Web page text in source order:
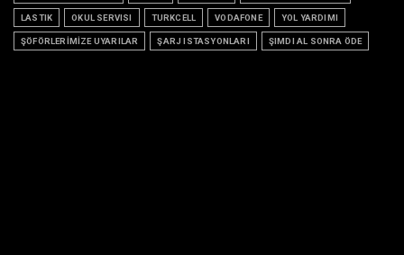
LASTIK OKUL SERVISI TURKCELL VODAFONE YOL YARDIMI
ŞÖFÖRLERİMİZE UYARILAR ŞARJ ISTASYONLARI ŞIMDI AL SONRA ÖDE